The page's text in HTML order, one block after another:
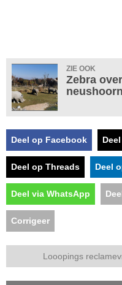
ZIE OOK
Zebra
Deel op Facebook
Deel op Threads Deel
Deel via WhatsApp
Corrigeer
Looopings